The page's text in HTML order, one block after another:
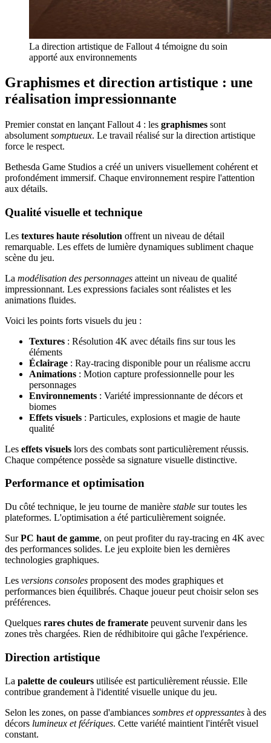
La direction artistique de Fallout 4 témoigne du soin
apporté aux environnements
Graphismes et direction artistique : une
réalisation impressionnante
Premier constat en lançant Fallout 4 : les graphismes sont
absolument somptueux. Le travail réalisé sur la direction artistique
force le respect.
Bethesda Game Studios a créé un univers visuellement cohérent et
profondément immersif. Chaque environnement respire l'attention
aux détails.
Qualité visuelle et technique
Les textures haute résolution offrent un niveau de détail
remarquable. Les effets de lumière dynamiques subliment chaque
scène du jeu.
La modélisation des personnages atteint un niveau de qualité
impressionnant. Les expressions faciales sont réalistes et les
animations fluides.
Voici les points forts visuels du jeu :
Textures : Résolution 4K avec détails fins sur tous les
éléments
Éclairage : Ray-tracing disponible pour un réalisme accru
Animations : Motion capture professionnelle pour les
personnages
Environnements : Variété impressionnante de décors et
biomes
Effets visuels : Particules, explosions et magie de haute
qualité
Les effets visuels lors des combats sont particulièrement réussis.
Chaque compétence possède sa signature visuelle distinctive.
Performance et optimisation
Du côté technique, le jeu tourne de manière stable sur toutes les
plateformes. L'optimisation a été particulièrement soignée.
SurPC haut de gamme, on peut profiter du ray-tracing en 4K avec
des performances solides. Le jeu exploite bien les dernières
technologies graphiques.
Les versions consoles proposent des modes graphiques et
performances bien équilibrés. Chaque joueur peut choisir selon ses
préférences.
Quelques rares chutes de framerate peuvent survenir dans les
zones très chargées. Rien de rédhibitoire qui gâche l'expérience.
Direction artistique
La palette de couleurs utilisée est particulièrement réussie. Elle
contribue grandement à l'identité visuelle unique du jeu.
Selon les zones, on passe d'ambiances sombres et oppressantes à des
décors lumineux et féériques. Cette variété maintient l'intérêt visuel
constant.